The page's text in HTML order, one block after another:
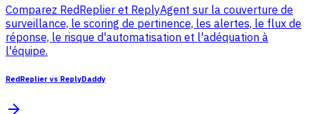
Comparez RedReplier et ReplyAgent sur la couverture de
surveillance, le scoring de pertinence, les alertes, le flux de
réponse, le risque d'automatisation et l'adéquation à
l'équipe.
RedReplier vs ReplyDaddy